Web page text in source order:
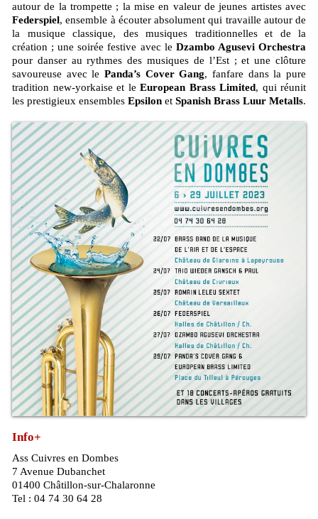
autour de la trompette ; la mise en valeur de jeunes artistes avec
Federspiel, ensemble à écouter absolument qui travaille autour de
la musique classique, des musiques traditionnelles et de la
création ; une soirée festive avec le Dzambo Agusevi Orchestra
pour danser au rythmes des musiques de l’Est ; et une clôture
savoureuse avec le Panda’s Cover Gang, fanfare dans la pure
tradition new-yorkaise et le European Brass Limited, qui réunit
les prestigieux ensembles Epsilon et Spanish Brass Luur Metalls.
Info+
Ass Cuivres en Dombes
7 Avenue Dubanchet
01400 Châtillon-sur-Chalaronne
Tel : 04 74 30 64 28